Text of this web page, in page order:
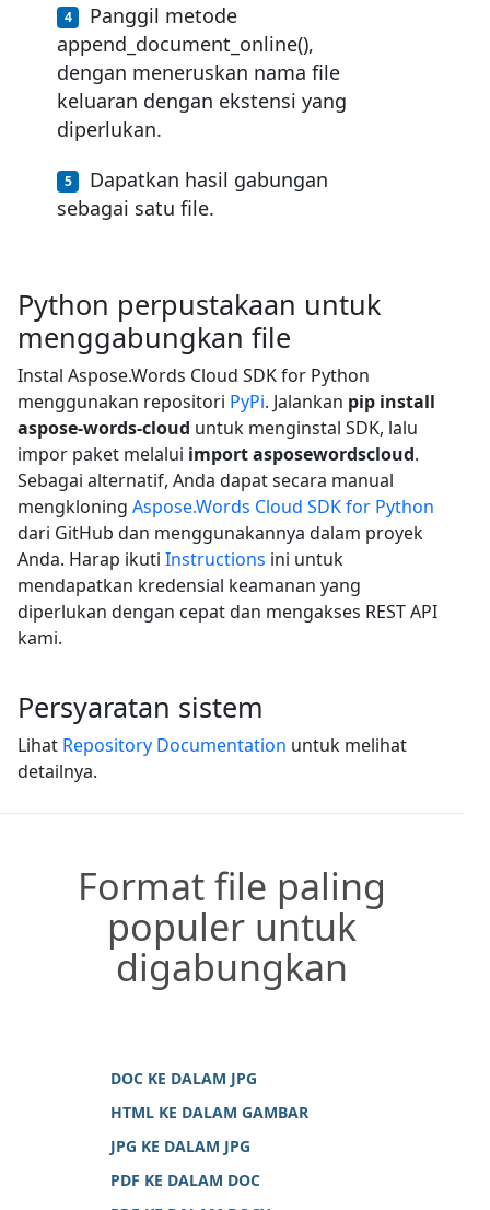
Panggil metode
append_document_online(),
dengan meneruskan nama file
keluaran dengan ekstensi yang
diperlukan.
Dapatkan hasil gabungan
sebagai satu file.
Python perpustakaan untuk
menggabungkan file
Instal Aspose.Words Cloud SDK for Python
menggunakan repositori PyPi. Jalankan pip install
aspose-words-cloud untuk menginstal SDK, lalu
impor paket melalui import asposewordscloud.
Sebagai alternatif, Anda dapat secara manual
mengkloning Aspose.Words Cloud SDK for Python
dari GitHub dan menggunakannya dalam proyek
Anda. Harap ikuti Instructions ini untuk
mendapatkan kredensial keamanan yang
diperlukan dengan cepat dan mengakses REST API
kami.
Persyaratan sistem
Lihat Repository Documentation untuk melihat
detailnya.
Format file paling
populer untuk
digabungkan
DOC KE DALAM JPG
HTML KE DALAM GAMBAR
JPG KE DALAM JPG
PDF KE DALAM DOC